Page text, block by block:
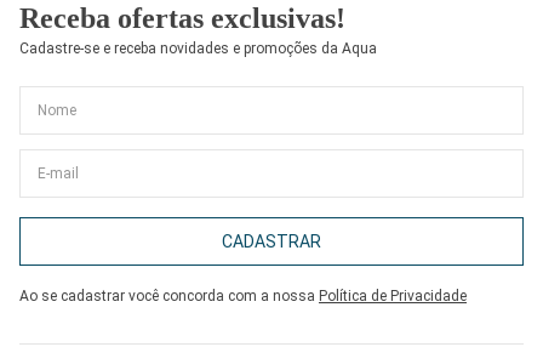
Receba ofertas exclusivas!
Cadastre-se e receba novidades e promoções da Aqua
CADASTRAR
Ao se cadastrar você concorda com a nossa Política de Privacidade